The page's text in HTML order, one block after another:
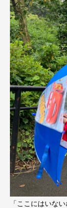
「ここにはいな